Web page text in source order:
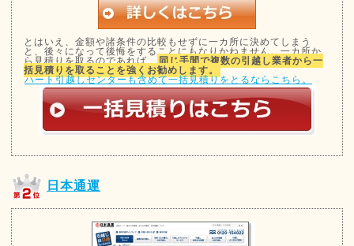
とはいえ、金額や諸条件の比較もせずに一カ所に決めてしまう
と、後々になって後悔をすることにもなりかねません。一カ所か
ら見積りを取るのであれば、 同じ手間で複数の引越し業者から一
括見積りを取ることを強くお勧めします。
ハート引越しセンターも含めて一括見積りをとるならこちら。
日本通運